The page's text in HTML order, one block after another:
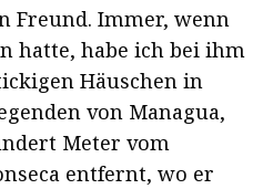
Freund. Immer, wenn
hatte, habe ich bei ihm
Häuschen in
von Managua,
Meter vom
entfernt, wo er